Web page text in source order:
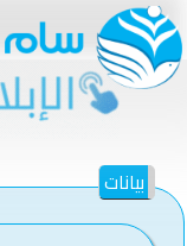
بيانات